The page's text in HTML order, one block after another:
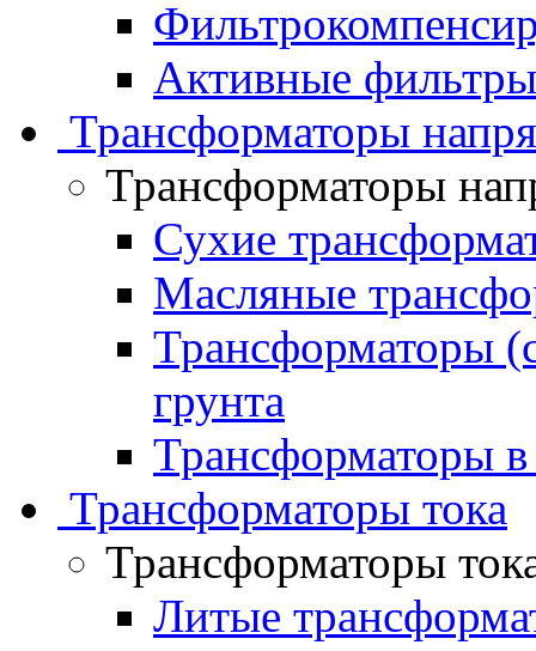
Активные
Трансформаторы
Трансформаторы
Сухие
Масляные
Трансформаторы
грунта
Трансформаторы
Трансформаторы тока
Трансформаторы
Литые